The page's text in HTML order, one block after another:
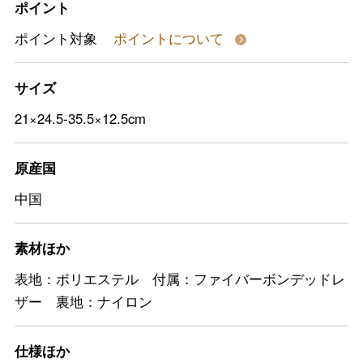
ポイント
ポイント対象
ポイントについて
サイズ
21×24.5-35.5×12.5cm
原産国
中国
素材ほか
表地：ポリエステル 付属：ファイバーボンデッドレ
ザー 裏地：ナイロン
仕様ほか